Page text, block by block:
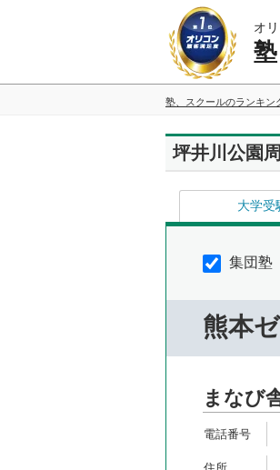
オ
塾、スクールのランキン
坪井川公園
大学受
集団塾
熊本
まなび